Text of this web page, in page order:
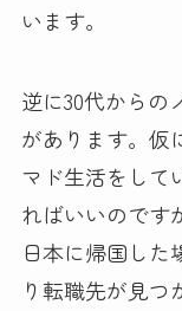
います。
逆に30代からの
があります。仮
マド生活をして
ればいいのです
日本に帰国した
り転職先が見